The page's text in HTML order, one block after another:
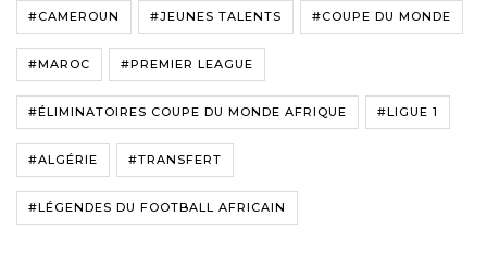
#CAMEROUN #JEUNES TALENTS #COUPE DU MONDE
#MAROC #PREMIER LEAGUE
#ÉLIMINATOIRES COUPE DU MONDE AFRIQUE #LIGUE 1
#ALGÉRIE #TRANSFERT
#LÉGENDES DU FOOTBALL AFRICAIN